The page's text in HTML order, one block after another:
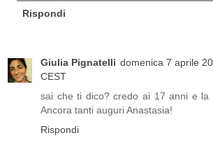
Rispondi
Giulia Pignatelli domenica 7 aprile
CEST
sai che ti dico? credo ai 17 anni e la
Ancora tanti auguri Anastasia!
Rispondi